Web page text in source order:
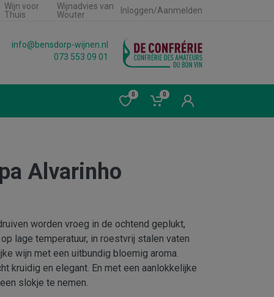
Wijn voor
Thuis
Wijnadvies van
Wouter
Inloggen/Aanmelden
info@bensdorp-wijnen.nl
073 553 09 01
0 0
Alvarinho
worden vroeg in de ochtend geplukt,
lage temperatuur, in roestvrij stalen vaten
wijn met een uitbundig bloemig aroma.
kruidig en elegant. En met een aanlokkelijke
slokje te nemen.